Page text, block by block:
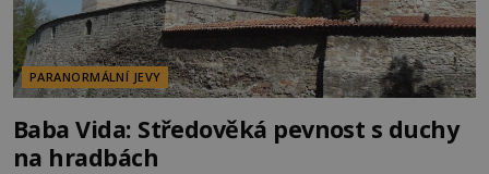
PARANORMÁLNÍ JEVY
Baba Vida: Středověká pevnost s duchy
na hradbách